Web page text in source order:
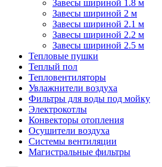
Завесы шириной 1.8 м
Завесы шириной 2 м
Завесы шириной 2.1 м
Завесы шириной 2.2 м
Завесы шириной 2.5 м
Тепловые пушки
Теплый пол
Тепловентиляторы
Увлажнители воздуха
Фильтры для воды под мойку
Электрокотлы
Конвекторы отопления
Осушители воздуха
Системы вентиляции
Магистральные фильтры